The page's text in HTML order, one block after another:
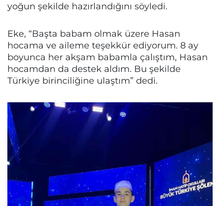
yoğun şekilde hazırlandığını söyledi.
Eke, “Başta babam olmak üzere Hasan
hocama ve aileme teşekkür ediyorum. 8 ay
boyunca her akşam babamla çalıştım, Hasan
hocamdan da destek aldım. Bu şekilde
Türkiye birinciliğine ulaştım” dedi.